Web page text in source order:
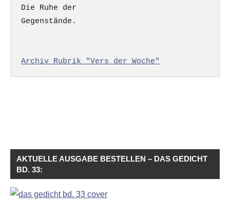
Die Ruhe der
Gegenstände.
Archiv Rubrik "Vers der Woche"
AKTUELLE AUSGABE BESTELLEN – DAS GEDICHT
BD. 33: